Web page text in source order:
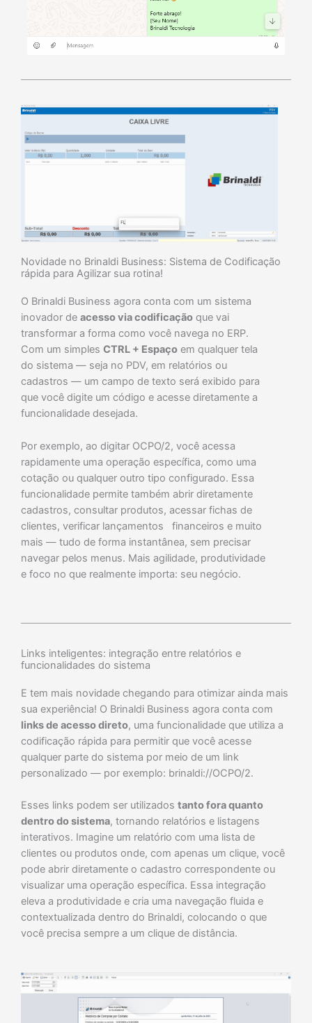
Novidade no Brinaldi Business: Sistema de Codificação
rápida para Agilizar sua rotina!
O Brinaldi Business agora conta com um sistema
inovador de acesso via codificação que vai
transformar a forma como você navega no ERP.
Com um simples CTRL + Espaço em qualquer tela
do sistema — seja no PDV, em relatórios ou
cadastros — um campo de texto será exibido para
que você digite um código e acesse diretamente a
funcionalidade desejada.
Por exemplo, ao digitar OCPO/2, você acessa
rapidamente uma operação específica, como uma
cotação ou qualquer outro tipo configurado. Essa
funcionalidade permite também abrir diretamente
cadastros, consultar produtos, acessar fichas de
clientes, verificar lançamentos financeiros e muito
mais — tudo de forma instantânea, sem precisar
navegar pelos menus. Mais agilidade, produtividade
e foco no que realmente importa: seu negócio.
Links inteligentes: integração entre relatórios e
funcionalidades do sistema
E tem mais novidade chegando para otimizar ainda mais
sua experiência! O Brinaldi Business agora conta com
links de acesso direto, uma funcionalidade que utiliza a
codificação rápida para permitir que você acesse
qualquer parte do sistema por meio de um link
personalizado — por exemplo: brinaldi://OCPO/2.
Esses links podem ser utilizados tanto fora quanto
dentro do sistema, tornando relatórios e listagens
interativos. Imagine um relatório com uma lista de
clientes ou produtos onde, com apenas um clique, você
pode abrir diretamente o cadastro correspondente ou
visualizar uma operação específica. Essa integração
eleva a produtividade e cria uma navegação fluida e
contextualizada dentro do Brinaldi, colocando o que
você precisa sempre a um clique de distância.